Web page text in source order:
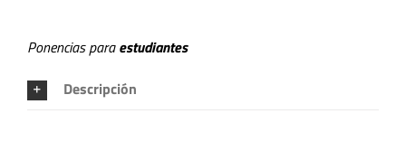
Ponencias paraestudiantes
Descripción